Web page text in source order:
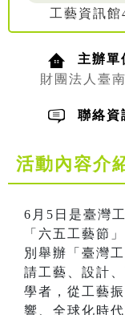
工藝資訊
主辦單
財團法人臺
聯絡資
活動內容介
6月5日是臺灣
「六五工藝節
別舉辦「臺灣
請工藝、設計
學者，從工藝
響、全球化時